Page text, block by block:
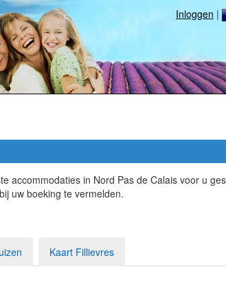
Inloggen |
accommodaties in Nord Pas de Calais voor u
uw boeking te vermelden.
Kaart Fillievres